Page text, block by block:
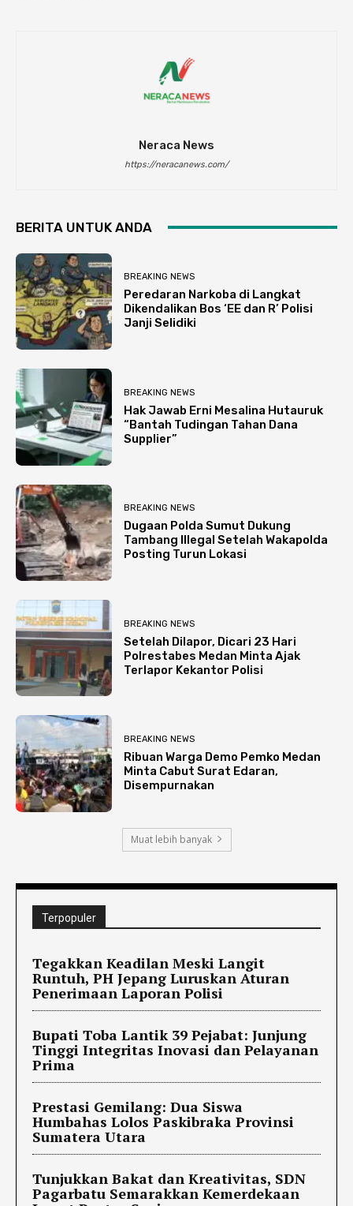
Neraca News
https://neracanews.com/
BERITA UNTUK ANDA
BREAKING NEWS
Peredaran Narkoba di Langkat
Dikendalikan Bos ‘EE dan R’ Polisi
Janji Selidiki
BREAKING NEWS
Hak Jawab Erni Mesalina Hutauruk
“Bantah Tudingan Tahan Dana
Supplier”
BREAKING NEWS
Dugaan Polda Sumut Dukung
Tambang Illegal Setelah Wakapolda
Posting Turun Lokasi
BREAKING NEWS
Setelah Dilapor, Dicari 23 Hari
Polrestabes Medan Minta Ajak
Terlapor Kekantor Polisi
BREAKING NEWS
Ribuan Warga Demo Pemko Medan
Minta Cabut Surat Edaran,
Disempurnakan
Muat lebih banyak
Terpopuler
Tegakkan Keadilan Meski Langit
Runtuh, PH Jepang Luruskan Aturan
Penerimaan Laporan Polisi
Bupati Toba Lantik 39 Pejabat: Junjung
Tinggi Integritas Inovasi dan Pelayanan
Prima
Prestasi Gemilang: Dua Siswa
Humbahas Lolos Paskibraka Provinsi
Sumatera Utara
Tunjukkan Bakat dan Kreativitas, SDN
Pagarbatu Semarakkan Kemerdekaan